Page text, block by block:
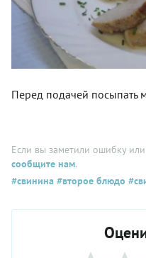
Перед подачей посыпать
Если вы заметили ошибку
сообщите нам.
#свинина #второе блюдо